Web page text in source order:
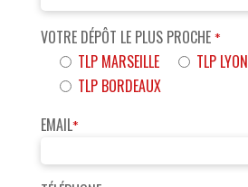
VOTRE DÉPÔT LE PLUS PROCHE *
TLP MARSEILLE
TLP LYON
TLP BORDEAUX
EMAIL*